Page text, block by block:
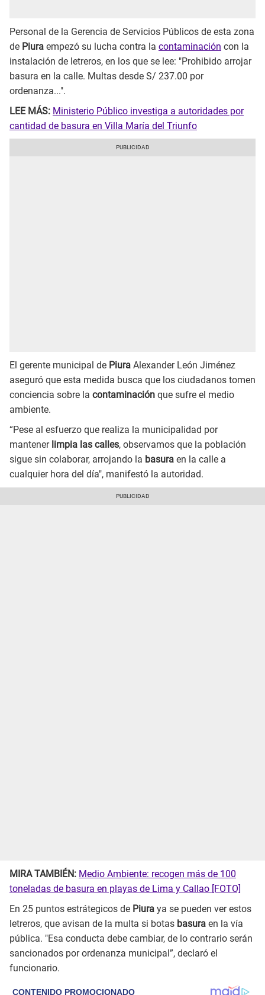
Personal de la Gerencia de Servicios Públicos de esta zona
de Piura empezó su lucha contra la contaminación con la
instalación de letreros, en los que se lee: "Prohibido arrojar
basura en la calle. Multas desde S/ 237.00 por
ordenanza...".
LEE MÁS: Ministerio Público investiga a autoridades por
cantidad de basura en Villa María del Triunfo
El gerente municipal de Piura Alexander León Jiménez
aseguró que esta medida busca que los ciudadanos tomen
conciencia sobre la contaminación que sufre el medio
ambiente.
“Pese al esfuerzo que realiza la municipalidad por
mantenerlimpia las calles, observamos que la población
sigue sin colaborar, arrojando la basura en la calle a
cualquier hora del día", manifestó la autoridad.
MIRA TAMBIÉN: Medio Ambiente: recogen más de 100
toneladas de basura en playas de Lima y Callao [FOTO]
En 25 puntos estrátegicos de Piura ya se pueden ver estos
letreros, que avisan de la multa si botas basura en la vía
pública. "Esa conducta debe cambiar, de lo contrario serán
sancionados por ordenanza municipal”, declaró el
funcionario.